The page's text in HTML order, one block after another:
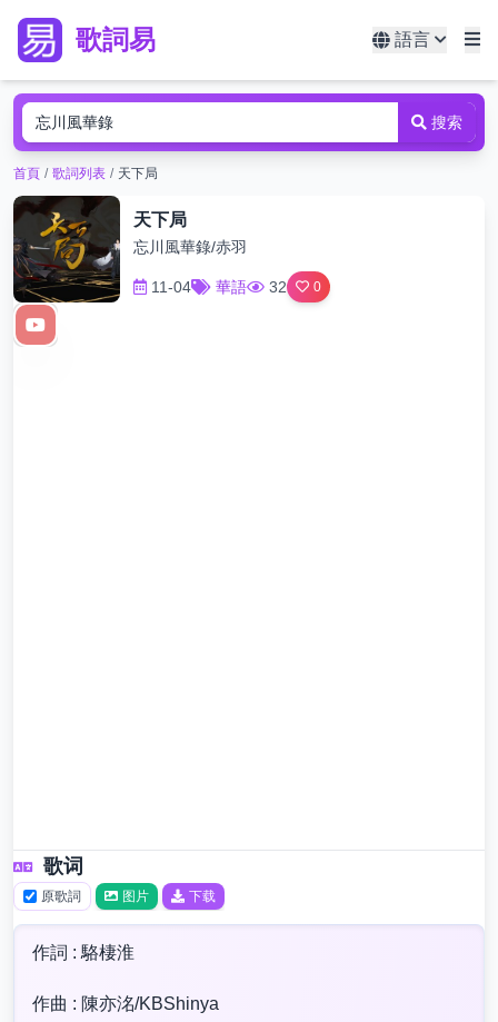
歌詞易 語言
搜索
首頁 / 歌詞列表 / 天下局
天下局
忘川風華錄/赤羽
11-04 華語 32 0
歌词
原歌詞 图片 下载
作詞 : 駱棲淮
作曲 : 陳亦洺/KBShinya